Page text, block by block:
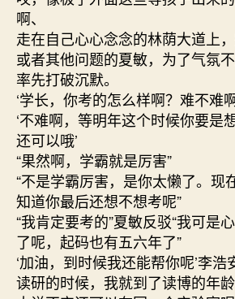
啊、
走在自己心心念念的林荫大道上
或者其他问题的夏敏，为了气氛
率先打破沉默。
‘学长，你考的怎么样啊？难不难
‘不难啊，等明年这个时候你要是
还可以哦’
“果然啊，学霸就是厉害”
“不是学霸厉害，是你太懒了。现
知道你最后还想不想考呢”
“我肯定要考的”夏敏反驳“我可是
了呢，起码也有五六年了”
‘加油，到时候我还能帮你呢’李浩
读研的时候，我就到了读博的年